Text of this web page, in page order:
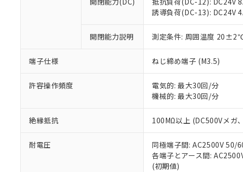
誘導負荷(DC-13): DC24V
開閉能力説明 測定条件: 周囲温度
端子仕様 ねじ締め端子 (M3.5)
許容操作頻度
電気的: 最大30回/分
機械的: 最大30回/分
絶縁抵抗 100MΩ以上 (DC500Vメガ
耐電圧
同極端子間: AC2500V 50/
各端子とアース間:
(初期値)
す。
マイパーツ機能
お客様が当ウェブ
が、当社の製品・
さい。
※当社の共同利用
いる法人を指しま
※3 非含有証明書ダ
下記の非含有証明書を
EU RoHS指令（10物質
51物質の非含有証明書
※本証明書は発行日時
また、RoHS指令のフ
混在することから備考
既に当社にて対応品
り割愛しております。
「ｅ」：有害物質（10
「10」：通常の使用状
味します。
－
在庫なし(最
機器販売店
空
白
受注生産機種